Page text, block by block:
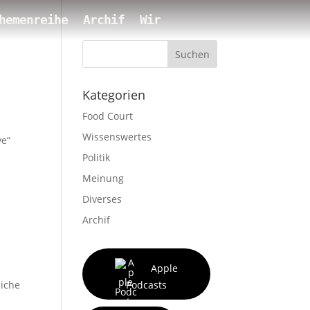
Archif Wir
Suchen
Kategorien
Food Court
Wissenswertes
Politik
Meinung
Diverses
Archif
Apple
Podcasts